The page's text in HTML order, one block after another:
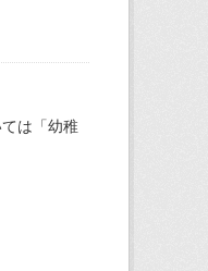
は「幼稚